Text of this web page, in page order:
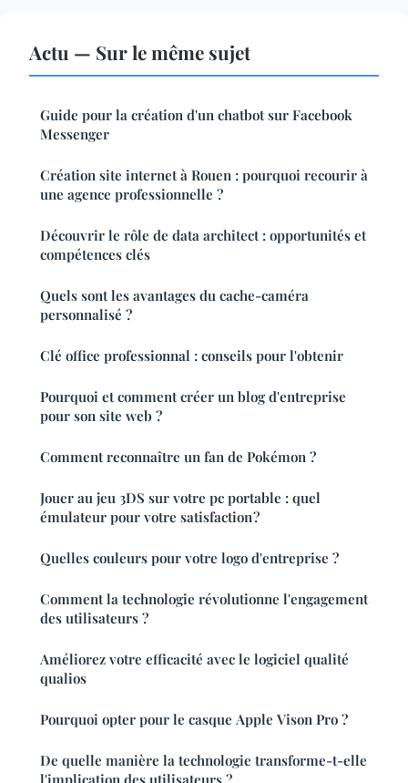
Actu — Sur le même sujet
Guide pour la création d'un chatbot sur Facebook
Messenger
Création site internet à Rouen : pourquoi recourir à
une agence professionnelle ?
Découvrir le rôle de data architect : opportunités et
compétences clés
Quels sont les avantages du cache-caméra
personnalisé ?
Clé office professionnal : conseils pour l'obtenir
Pourquoi et comment créer un blog d'entreprise
pour son site web ?
Comment reconnaître un fan de Pokémon ?
Jouer au jeu 3DS sur votre pc portable : quel
émulateur pour votre satisfaction ?
Quelles couleurs pour votre logo d'entreprise ?
Comment la technologie révolutionne l'engagement
des utilisateurs ?
Améliorez votre efficacité avec le logiciel qualité
qualios
Pourquoi opter pour le casque Apple Vison Pro ?
De quelle manière la technologie transforme-t-elle
l'implication des utilisateurs ?